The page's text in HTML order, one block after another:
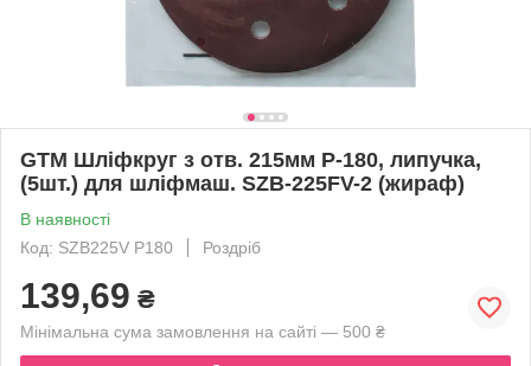
GTM Шліфкруг з отв. 215мм Р-180, липучка,
(5шт.) для шліфмаш. SZB-225FV-2 (жираф)
В наявності
Код: SZB225V P180
Роздріб
139,69 ₴
Мінімальна сума замовлення на сайті — 500 ₴